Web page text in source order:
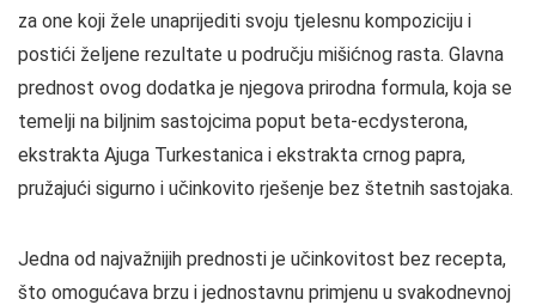
za one koji žele unaprijediti svoju tjelesnu kompoziciju i
postići željene rezultate u području mišićnog rasta. Glavna
prednost ovog dodatka je njegova prirodna formula, koja se
temelji na biljnim sastojcima poput beta-ecdysterona,
ekstrakta Ajuga Turkestanica i ekstrakta crnog papra,
pružajući sigurno i učinkovito rješenje bez štetnih sastojaka.
Jedna od najvažnijih prednosti je učinkovitost bez recepta,
što omogućava brzu i jednostavnu primjenu u svakodnevnoj